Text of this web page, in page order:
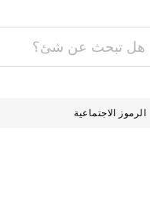
تبحث
شئ؟
الرموز الاجتماعية